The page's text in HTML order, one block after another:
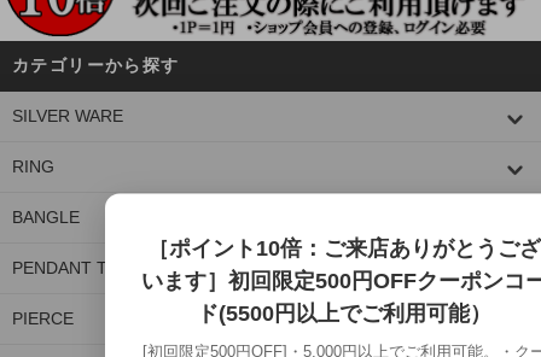
カテゴリーから探す
SILVER WARE
RING
BANGLE
PENDANT TOP
PIERCE
［ポイント10倍：ご来店ありがとうござ
います］初回限定500円OFFクーポンコ
ド(5500円以上でご利用可能）
[初回限定500円OFF]・5,000円以上でご利用可能。・ク